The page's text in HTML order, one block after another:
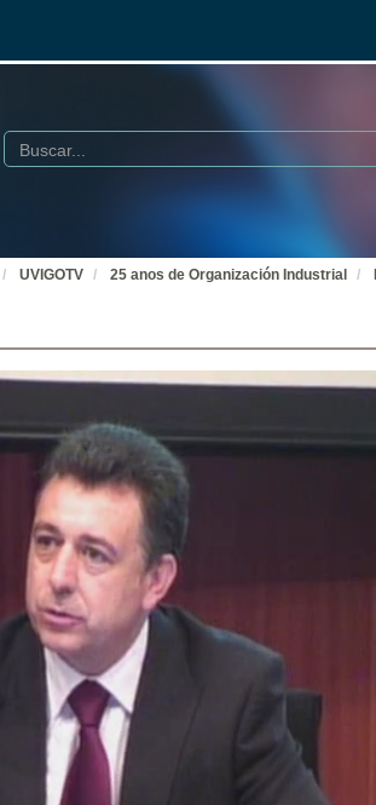
Buscar
UVIGOTV 25 anos de Organización Industrial